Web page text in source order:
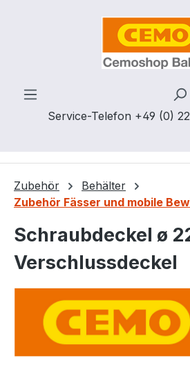
Zum Hauptinhalt springen
Service-Telefon +49 (0)
Zubehör
Behälter
Zubehör Fässer und mobile
Schraubdeckel ø
Verschlussdeckel